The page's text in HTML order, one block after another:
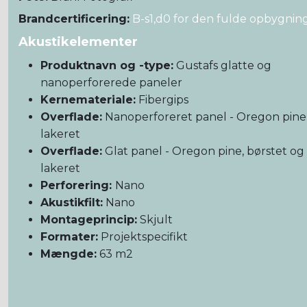
Brandcertificering: B-s1,d0 for den fulde
Akustikelementer
Produktnavn og -type: Gustafs glatte og
nanoperforerede paneler
Kernemateriale: Fibergips
Overflade: Nanoperforeret panel - Oregon
lakeret
Overflade: Glat panel - Oregon pine, børstet og
lakeret
Perforering: Nano
Akustikfilt: Nano
Montageprincip: Skjult
Formater: Projektspecifikt
Mængde: 63 m2